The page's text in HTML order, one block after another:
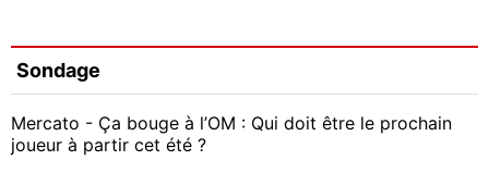
Sondage
Mercato - Ça bouge à l’OM : Qui doit être le prochain
joueur à partir cet été ?